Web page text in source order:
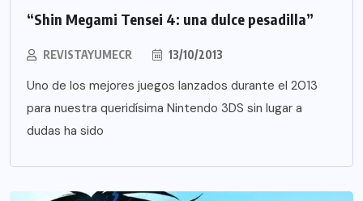
“Shin Megami Tensei 4: una dulce pesadilla”
REVISTAYUMECR 13/10/2013
Uno de los mejores juegos lanzados durante el 2013
para nuestra queridísima Nintendo 3DS sin lugar a
dudas ha sido